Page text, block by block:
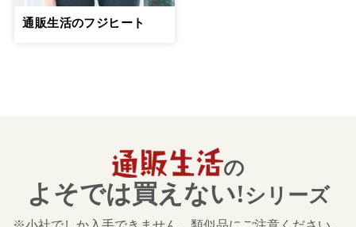
通販生活のフジヒート
の
よそでは買えない!シリーズ